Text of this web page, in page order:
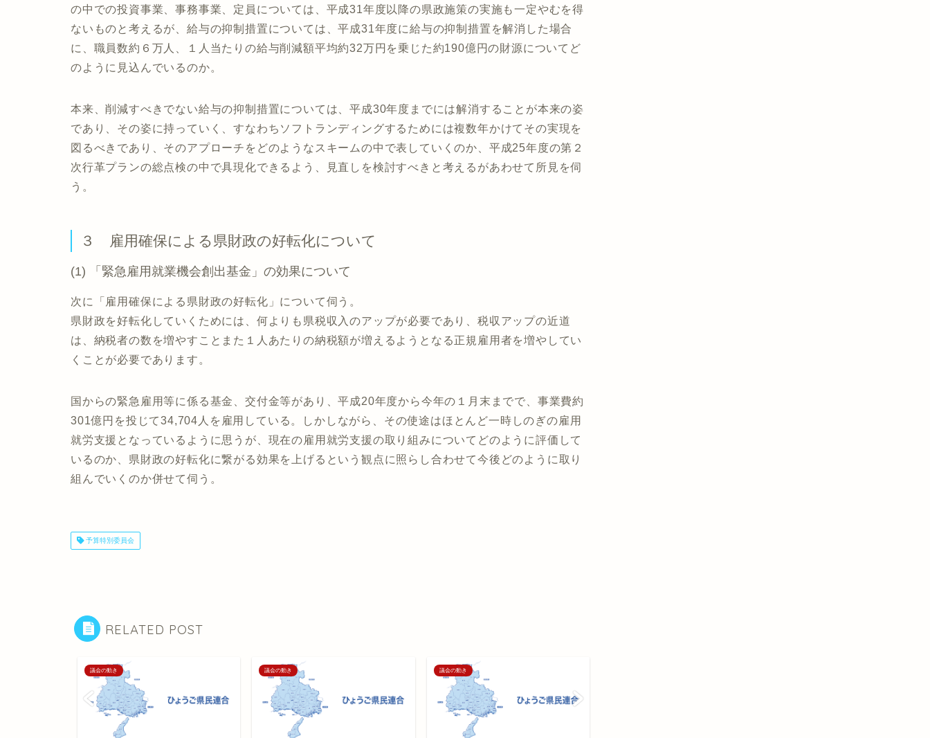
の中での投資事業、事務事業、定員については、平成31年度以降の県政施策の実施も一定やむを得
ないものと考えるが、給与の抑制措置については、平成31年度に給与の抑制措置を解消した場合
に、職員数約６万人、１人当たりの給与削減額平均約32万円を乗じた約190億円の財源についてど
のように見込んでいるのか。
本来、削減すべきでない給与の抑制措置については、平成30年度までには解消することが本来の姿
であり、その姿に持っていく、すなわちソフトランディングするためには複数年かけてその実現を
図るべきであり、そのアプローチをどのようなスキームの中で表していくのか、平成25年度の第２
次行革プランの総点検の中で具現化できるよう、見直しを検討すべきと考えるがあわせて所見を伺
う。
３ 雇用確保による県財政の好転化について
(1) 「緊急雇用就業機会創出基金」の効果について
次に「雇用確保による県財政の好転化」について伺う。
県財政を好転化していくためには、何よりも県税収入のアップが必要であり、税収アップの近道
は、納税者の数を増やすことまた１人あたりの納税額が増えるようとなる正規雇用者を増やしてい
くことが必要であります。
国からの緊急雇用等に係る基金、交付金等があり、平成20年度から今年の１月末までで、事業費約
301億円を投じて34,704人を雇用している。しかしながら、その使途はほとんど一時しのぎの雇用
就労支援となっているように思うが、現在の雇用就労支援の取り組みについてどのように評価して
いるのか、県財政の好転化に繋がる効果を上げるという観点に照らし合わせて今後どのように取り
組んでいくのか併せて伺う。
予算特別委員会
RELATED POST
議会の動き 議会の動き 議会の動き